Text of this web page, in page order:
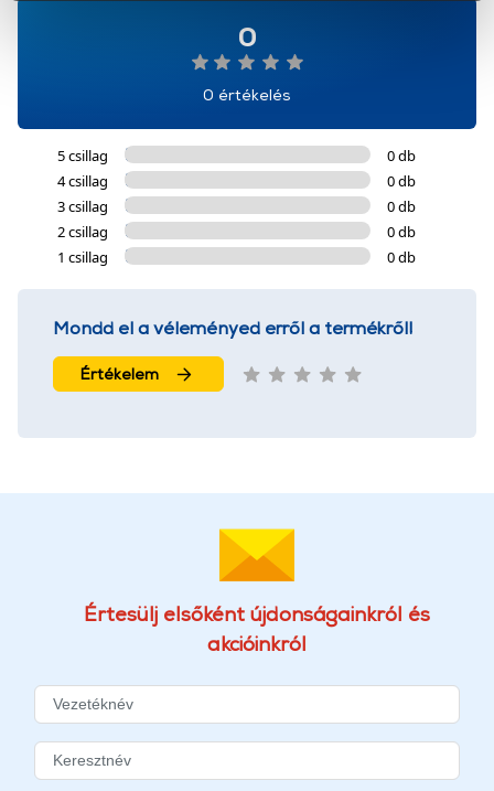
cookie-k személyazonosítására nem alkalmasak,
szolgáltatásaink biztosításához szükségesek. Az oldal
használatával Ön elfogadja a cookie-k használatát.
0
0 értékelés
5 csillag
0 db
4 csillag
0 db
3 csillag
0 db
2 csillag
0 db
1 csillag
0 db
Mondd el a véleményed erről a termékről!
Értékelem
Értesülj elsőként újdonságainkról és
akcióinkról